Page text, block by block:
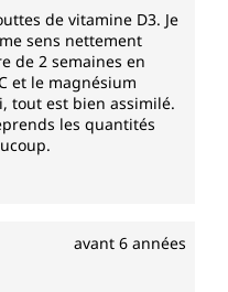
de vitamine D3. Je
sens nettement
de 2 semaines en
et le magnésium
tout est bien assimilé.
les quantités
avant 6 années